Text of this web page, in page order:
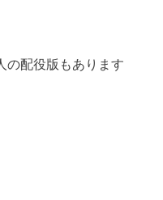
の配役版もあります